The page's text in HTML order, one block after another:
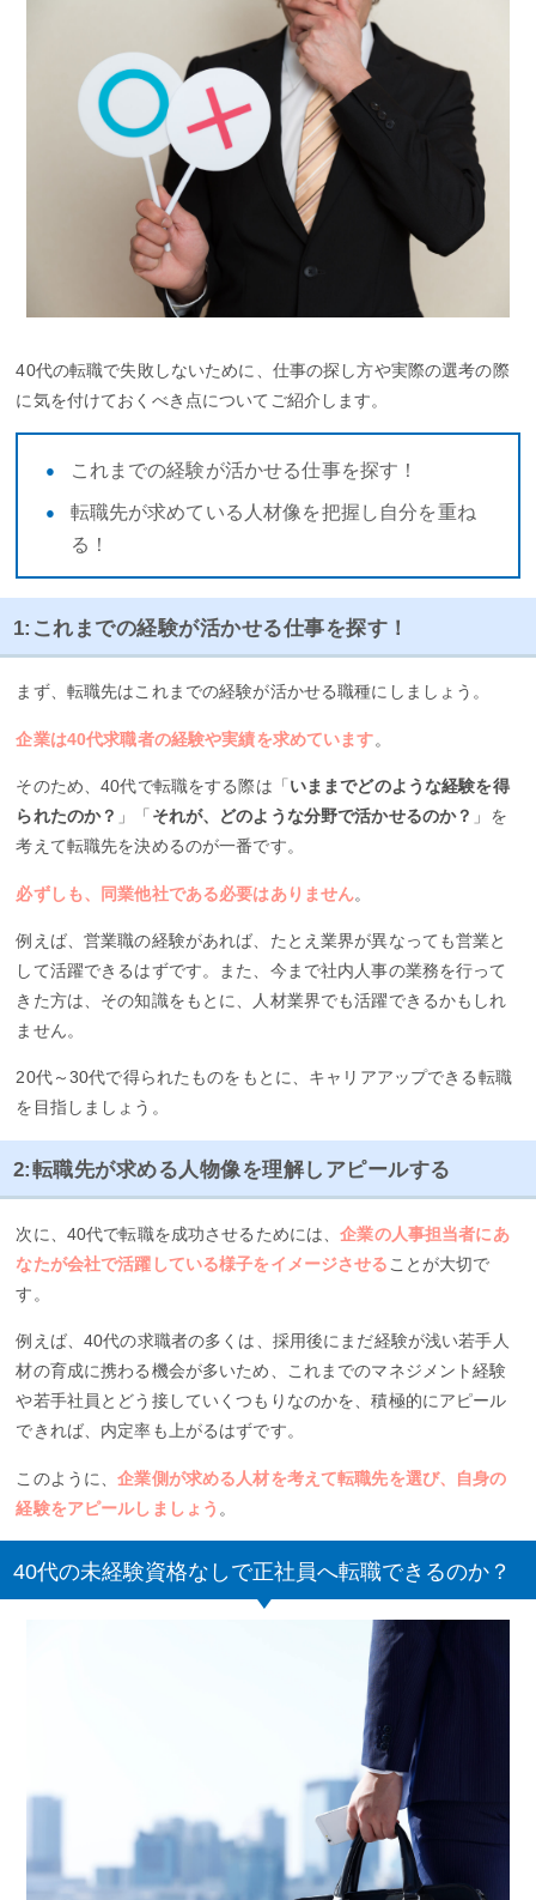
40代の転職で失敗しないために、仕事の探し方や実際の選考の際
に気を付けておくべき点についてご紹介します。
これまでの経験が活かせる仕事を探す！
転職先が求めている人材像を把握し自分を重ね
る！
1:これまでの経験が活かせる仕事を探す！
まず、転職先はこれまでの経験が活かせる職種にしましょう。
企業は40代求職者の経験や実績を求めています。
そのため、40代で転職をする際は「 いままでどのような経験を得
られたのか？ 」「 それが、どのような分野で活かせるのか？ 」を
考えて転職先を決めるのが一番です。
必ずしも、同業他社である必要はありません。
例えば、営業職の経験があれば、たとえ業界が異なっても営業と
して活躍できるはずです。また、今まで社内人事の業務を行って
きた方は、その知識をもとに、人材業界でも活躍できるかもしれ
ません。
20代～30代で得られたものをもとに、キャリアアップできる転職
を目指しましょう。
2:転職先が求める人物像を理解しアピールする
次に、40代で転職を成功させるためには、企業の人事担当者にあ
なたが会社で活躍している様子をイメージさせる ことが大切で
す。
例えば、40代の求職者の多くは、採用後にまだ経験が浅い若手人
材の育成に携わる機会が多いため、これまでのマネジメント経験
や若手社員とどう接していくつもりなのかを、積極的にアピール
できれば、内定率も上がるはずです。
このように、企業側が求める人材を考えて転職先を選び、自身の
経験をアピールしましょう 。
40代の未経験資格なしで正社員へ転職できるのか？